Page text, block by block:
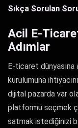
Sıkça Sorulan
Acil E-
Adımlar
E-ticaret
kurulumuna
dijital pazarda var
platformu seçmek
satmak istediğinizi